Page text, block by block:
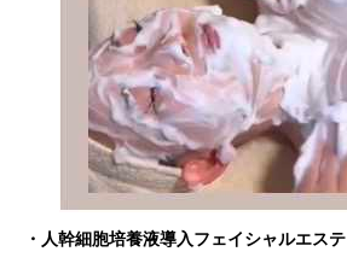
・人幹細胞培養液導入フェイシャルエステ